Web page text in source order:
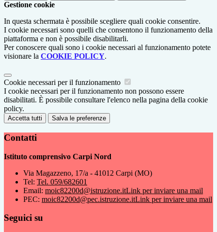
Gestione cookie
In questa schermata è possibile scegliere quali cookie consentire.
I cookie necessari sono quelli che consentono il funzionamento della
piattaforma e non è possibile disabilitarli.
Per conoscere quali sono i cookie necessari al funzionamento potete
visionare la COOKIE POLICY.
Cookie necessari per il funzionamento
I cookie necessari per il funzionamento non possono essere
disabilitati. È possibile consultare l'elenco nella pagina della cookie
policy.
Accetta tutti Salva le preferenze
Contatti
Istituto comprensivo Carpi Nord
Via Magazzeno, 17/a - 41012 Carpi (MO)
Tel: Tel. 059/682601
Email: moic82200d@istruzione.itLink per inviare una mail
PEC: moic82200d@pec.istruzione.itLink per inviare una mail
Seguici su